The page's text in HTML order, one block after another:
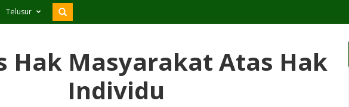
Telusur
Hak Masyarakat Atas Hak
Individu